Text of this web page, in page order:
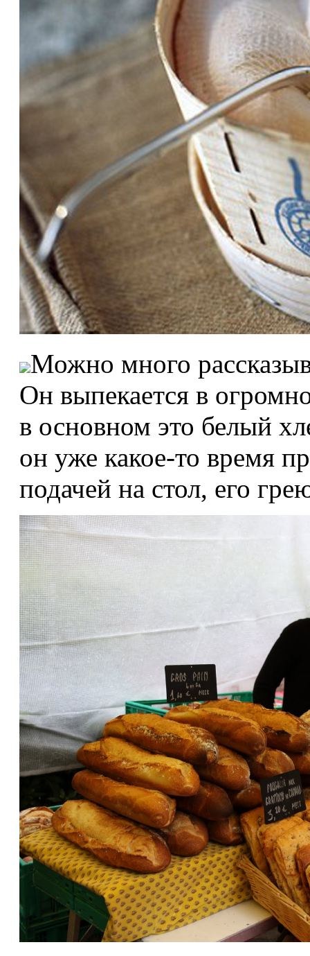
Можно много
Он выпекается в
в основном это белый
он уже какое-то время
подачей на стол, его